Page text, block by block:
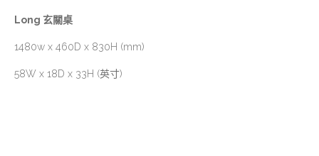
Long 玄關桌
1480w x 460D x 830H (mm)
58W x 18D x 33H (英寸)